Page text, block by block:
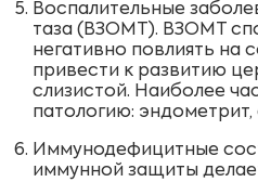
Воспалительные
таза (ВЗОМТ). ВЗОМТ
негативно повлиять на
привести к развитию
слизистой. Наиболее
патологию: эндометрит,
Иммунодефицитные
иммунной защиты